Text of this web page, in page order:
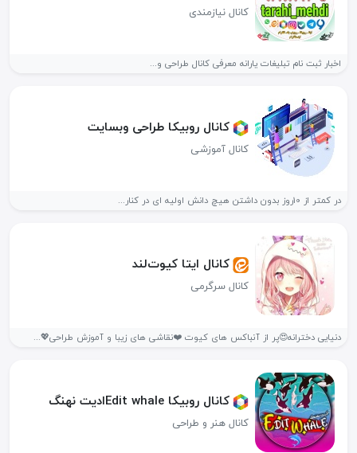
کانال نیازمندی
اخبار ثبت نام تبلیغات یارانه معرفی کانال طراحی و...
کانال روبیکا طراحی وبسایت
کانال آموزشی
در کمتر از 10روز بدون داشتن هیچ دانش اولیه ای در کنار...
کانال ایتا کیوت‌‌لند
کانال سرگرمی
دنیایی دخترانه😍پر از آنباکس های کیوت ❤️نقاشی های زیبا و آموزش طراحی💖...
کانال روبیکا Edit whaleادیت نهنگ
کانال هنر و طراحی